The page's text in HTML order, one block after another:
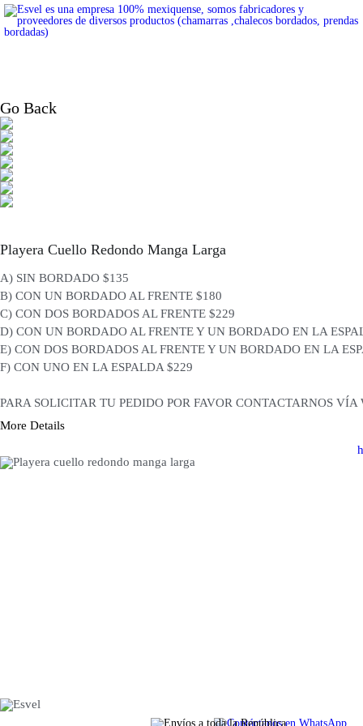
Go Back
Playera Cuello Redondo Manga Larga
A) SIN BORDADO $135
B) CON UN BORDADO AL FRENTE $180
C) CON DOS BORDADOS AL FRENTE $229
D) CON UN BORDADO AL FRENTE Y UN BORDADO EN LA
E) CON DOS BORDADOS AL FRENTE Y UN BORDADO EN LA
F) CON UNO EN LA ESPALDA $229
PARA SOLICITAR TU PEDIDO POR FAVOR CONTACTARNOS VÍA
More Details